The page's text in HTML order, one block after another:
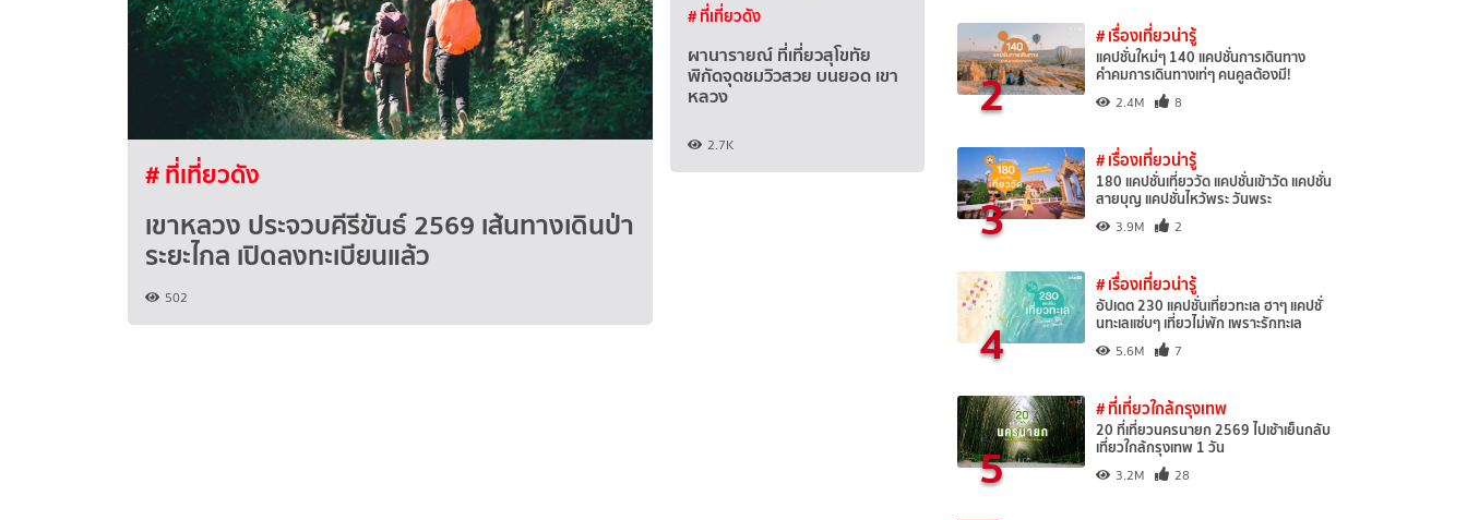
# ที่เที่ยวดัง
เขาหลวง ประจวบคีรีขันธ์ 2569 เส้นทางเดินป่า
ระยะไกล เปิดลงทะเบียนแล้ว
502
# ที่เที่ยวดัง
ผานารายณ์ ที่เที่ยวสุโขทัย
พิกัดจุดชมวิวสวย บนยอด เขา
หลวง
2.7K
2
# เรื่องเที่ยวน่ารู้
แคปชั่นใหม่ๆ 140 แคปชั่นการเดินทาง
คำคมการเดินทางเท่ๆ คนคูลต้องมี!
2.4M 8
3
# เรื่องเที่ยวน่ารู้
180 แคปชั่นเที่ยววัด แคปชั่นเข้าวัด แคปชั่น
สายบุญ แคปชั่นไหว้พระ วันพระ
3.9M 2
4
# เรื่องเที่ยวน่ารู้
อัปเดต 230 แคปชั่นเที่ยวทะเล ฮาๆ แคปชั่
นทะเลแซ่บๆ เที่ยวไม่พัก เพราะรักทะเล
5.6M 7
5
# ที่เที่ยวใกล้กรุงเทพ
20 ที่เที่ยวนครนายก 2569 ไปเช้าเย็นกลับ
เที่ยวใกล้กรุงเทพ 1 วัน
3.2M 28